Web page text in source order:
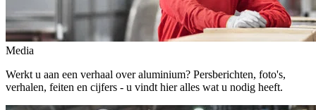
Media
Werkt u aan een verhaal over aluminium? Persberichten, foto's,
verhalen, feiten en cijfers - u vindt hier alles wat u nodig heeft.